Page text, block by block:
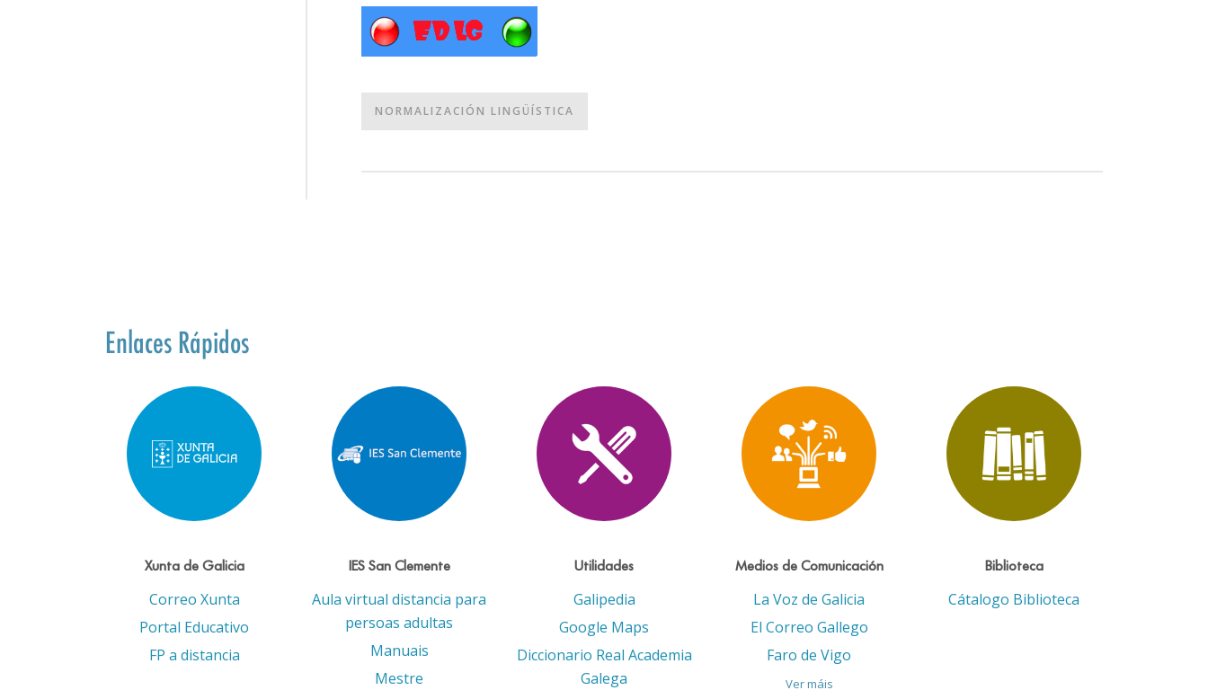
NORMALIZACIÓN LINGÜÍSTICA
Enlaces Rápidos
Xunta de Galicia
Correo Xunta
Portal Educativo
FP a distancia
IES San Clemente
Aula virtual distancia para
persoas adultas
Manuais
Mestre
Utilidades
Galipedia
Google Maps
Diccionario Real Academia
Galega
Medios de Comunicación
La Voz de Galicia
El Correo Gallego
Faro de Vigo
Ver máis
Biblioteca
Cátalogo Biblioteca